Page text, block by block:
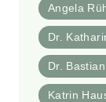
Angela
Dr.
Dr.
Katrin